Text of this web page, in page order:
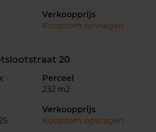
Verkoopprijs
Koopsom opvragen
20
Perceel
232 m2
Verkoopprijs
Koopsom opvragen